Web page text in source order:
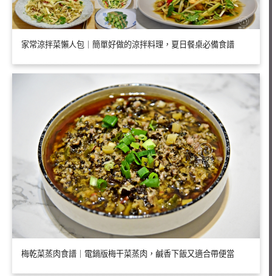
家常涼拌菜懶人包｜簡單好做的涼拌料理，夏日餐桌必備食譜
梅乾菜蒸肉食譜｜電鍋版梅干菜蒸肉，鹹香下飯又適合帶便當